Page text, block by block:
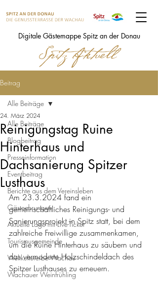
Digitale Gästemappe Spitz an der Donau
Beitrag
Alle Beiträge
Blogbeitrag
Presseinformation
Eventbeitrag
Berichte aus dem Vereinsleben
Gästeehrungen
Aktuelle Lage mit Live-Ticker
Tourismusgemeinde
Weltkulturerbe Wachau
Wachauer Weinfrühling
Alle Beiträge
Reinigungstag Ruine
Hinterhaus und
Dachsanierung Spitzer
Lusthaus
24. März 2024
Am 23.3.2024 fand ein
gemeinschaftliches Reinigungs- und
Sanierungsprojekt in Spitz statt, bei dem
zahlreiche Freiwillige zusammenkamen,
um die Ruine Hinterhaus zu säubern und
das vermoderte Holzschindeldach des
Spitzer Lusthauses zu erneuern.